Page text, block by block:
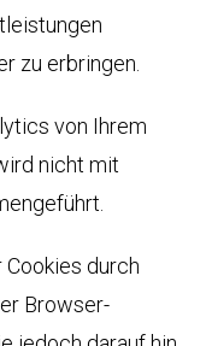
zu erbringen.
von Ihrem
nicht mit
Cookies durch
Browser-